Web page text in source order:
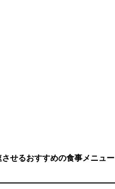
せるおすすめの食事メニュー